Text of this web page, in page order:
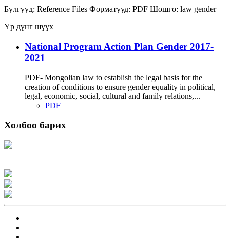
Бүлгүүд: Reference Files Форматууд: PDF Шошго: law gender
Үр дүнг шүүх
National Program Action Plan Gender 2017-
2021
PDF- Mongolian law to establish the legal basis for the
creation of conditions to ensure gender equality in political,
legal, economic, social, cultural and family relations,...
PDF
Холбоо барих